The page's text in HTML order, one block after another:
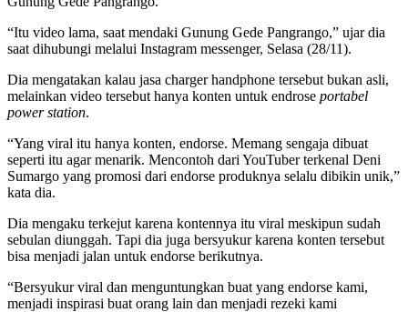
“Itu video lama, saat mendaki Gunung Gede Pangrango,” ujar dia
saat dihubungi melalui Instagram messenger, Selasa (28/11).
Dia mengatakan kalau jasa charger handphone tersebut bukan asli,
melainkan video tersebut hanya konten untuk endrose portabel
power station.
“Yang viral itu hanya konten, endorse. Memang sengaja dibuat
seperti itu agar menarik. Mencontoh dari YouTuber terkenal Deni
Sumargo yang promosi dari endorse produknya selalu dibikin unik,”
kata dia.
Dia mengaku terkejut karena kontennya itu viral meskipun sudah
sebulan diunggah. Tapi dia juga bersyukur karena konten tersebut
bisa menjadi jalan untuk endorse berikutnya.
“Bersyukur viral dan menguntungkan buat yang endorse kami,
menjadi inspirasi buat orang lain dan menjadi rezeki kami